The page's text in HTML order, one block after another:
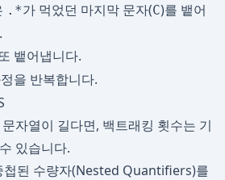
.*가 먹었던 마지막 문자(C)를 뱉어
뱉어냅니다.
을 반복합니다.
자열이 길다면, 백트래킹 횟수는 기
있습니다.
첩된 수량자(Nested Quantifiers)를